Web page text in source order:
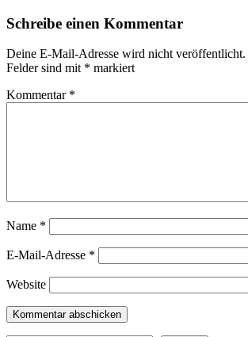
Schreibe einen Kommentar
Deine E-Mail-Adresse wird nicht veröffentlicht.
Felder sind mit * markiert
Kommentar *
Name *
E-Mail-Adresse *
Website